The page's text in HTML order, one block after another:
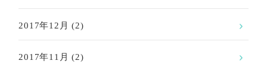
2017年12月 (2)
2017年11月 (2)